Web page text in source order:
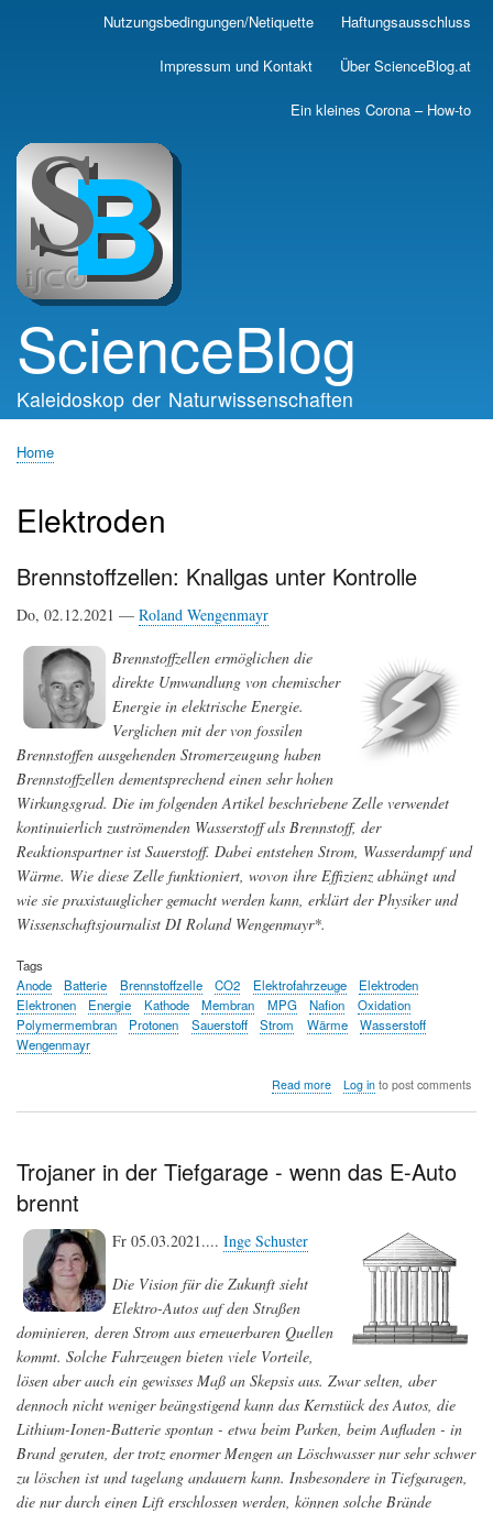
Skip
main
Nutzungsbedingungen/Netiquette Haftungsausschluss
Impressum und Kontakt Über ScienceBlog.at
Ein kleines Corona – How-to
ScienceBlog
Kaleidoskop der Naturwissenschaften
Home
Elektroden
Brennstoffzellen: Knallgas unter Kontrolle
Do, 02.12.2021 — Roland Wengenmayr
Brennstoffzellen ermöglichen die
direkte Umwandlung von chemischer
Energie in elektrische Energie.
Verglichen mit der von fossilen
Brennstoffen ausgehenden Stromerzeugung haben
Brennstoffzellen dementsprechend einen sehr hohen
Wirkungsgrad. Die im folgenden Artikel beschriebene Zelle verwendet
kontinuierlich zuströmenden Wasserstoff als Brennstoff, der
Reaktionspartner ist Sauerstoff. Dabei entstehen Strom, Wasserdampf und
Wärme. Wie diese Zelle funktioniert, wovon ihre Effizienz abhängt und
wie sie praxistauglicher gemacht werden kann, erklärt der Physiker und
Wissenschaftsjournalist DI Roland Wengenmayr*.
Tags
Anode
Batterie Brennstoffzelle CO2 Elektrofahrzeuge
Elektroden
Elektronen
Energie Kathode Membran MPG Nafion
Oxidation
Polymermembran
Protonen Sauerstoff Strom Wärme
Wasserstoff
Wengenmayr
Read moreabout
Log into post comments
Trojaner in der Tiefgarage - wenn das E-Auto
brennt
Fr 05.03.2021.... Inge Schuster
Die Vision für die Zukunft sieht
Elektro-Autos auf den Straßen
dominieren, deren Strom aus erneuerbaren Quellen
kommt. Solche Fahrzeugen bieten viele Vorteile,
lösen aber auch ein gewisses Maß an Skepsis aus. Zwar selten, aber
dennoch nicht weniger beängstigend kann das Kernstück des Autos, die
Lithium-Ionen-Batterie spontan - etwa beim Parken, beim Aufladen - in
Brand geraten, der trotz enormer Mengen an Löschwasser nur sehr schwer
zu löschen ist und tagelang andauern kann. Insbesondere in Tiefgaragen,
die nur durch einen Lift erschlossen werden, können solche Brände